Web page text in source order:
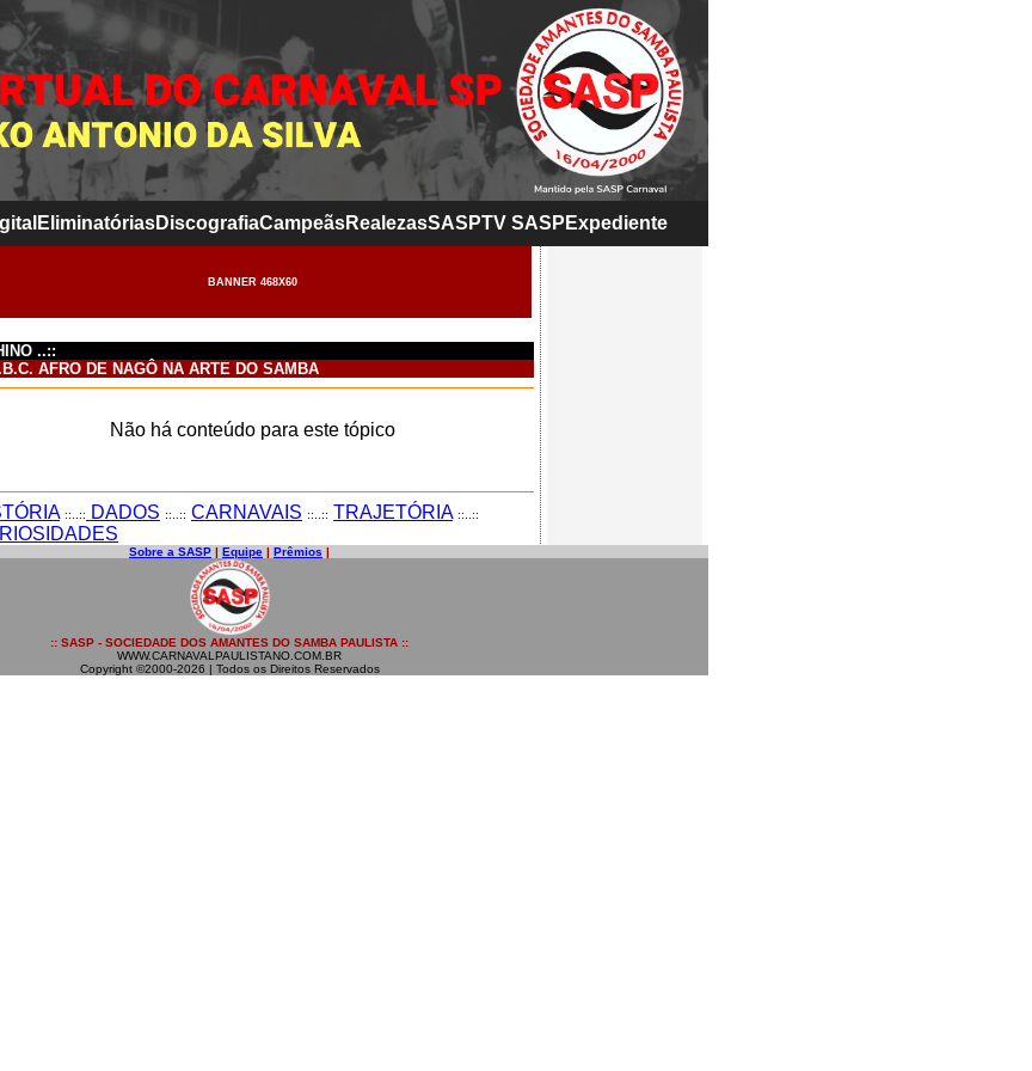
EliminatóriasDiscografiaCampeãsRealezasSASPTV SASP Expediente
BANNER 468X60
..::
AFRO DE NAGÔ NA ARTE DO SAMBA
Não há conteúdo para este tópico
::..:: DADOS ::..:: CARNAVAIS ::..:: TRAJETÓRIA ::..::
Sobre a SASP | Equipe | Prêmios |
:: SASP - SOCIEDADE DOS AMANTES DO SAMBA PAULISTA ::
WWW.CARNAVALPAULISTANO.COM.BR
Copyright ©2000-2026 | Todos os Direitos Reservados